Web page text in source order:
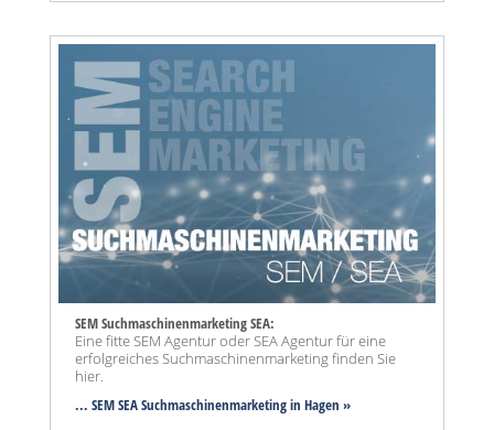
SEM Suchmaschinenmarketing SEA:
Eine fitte SEM Agentur oder SEA Agentur für eine
erfolgreiches Suchmaschinenmarketing finden Sie
hier.
... SEM SEA Suchmaschinenmarketingin Hagen »